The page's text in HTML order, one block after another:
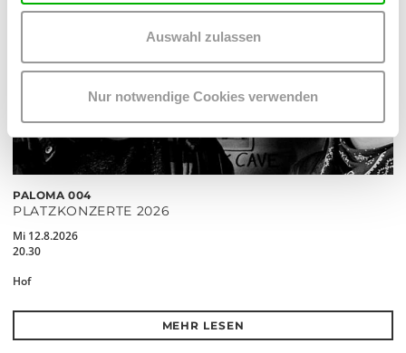
Auswahl zulassen
Nur notwendige Cookies verwenden
PALOMA 004
PLATZKONZERTE 2026
Mi 12.8.2026
20.30
Hof
MEHR LESEN